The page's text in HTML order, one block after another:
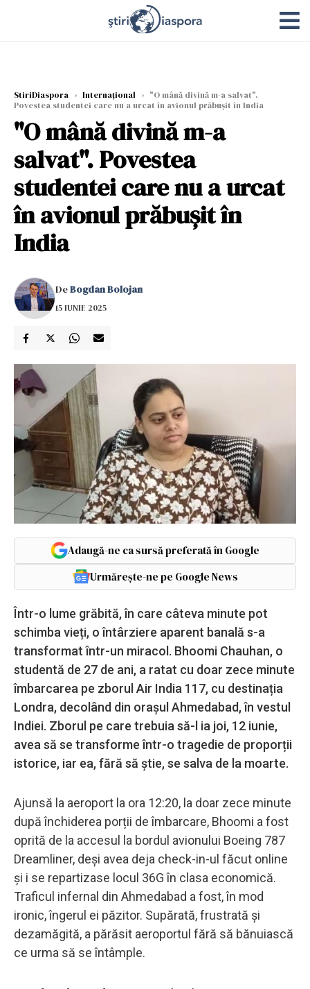
StiriDiaspora › Internațional › "O mână divină m-a salvat".
Povestea studentei care nu a urcat în avionul prăbușit în India
"O mână divină m-a
salvat". Povestea
studentei care nu a urcat
în avionul prăbușit în
India
DeBogdan Bolojan
15 IUNIE 2025
Adaugă-ne ca sursă preferată în Google
Urmărește-ne pe Google News
Într-o lume grăbită, în care câteva minute pot
schimba vieți, o întârziere aparent banală s-a
transformat într-un miracol. Bhoomi Chauhan, o
studentă de 27 de ani, a ratat cu doar zece minute
îmbarcarea pe zborul Air India 117, cu destinația
Londra, decolând din orașul Ahmedabad, în vestul
Indiei. Zborul pe care trebuia să-l ia joi, 12 iunie,
avea să se transforme într-o tragedie de proporții
istorice, iar ea, fără să știe, se salva de la moarte.
Ajunsă la aeroport la ora 12:20, la doar zece minute
după închiderea porții de îmbarcare, Bhoomi a fost
oprită de la accesul la bordul avionului Boeing 787
Dreamliner, deși avea deja check-in-ul făcut online
și i se repartizase locul 36G în clasa economică.
Traficul infernal din Ahmedabad a fost, în mod
ironic, îngerul ei păzitor. Supărată, frustrată și
dezamăgită, a părăsit aeroportul fără să bănuiască
ce urma să se întâmple.